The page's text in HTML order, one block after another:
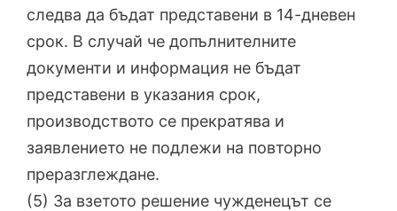
следва да бъдат представени в 14-дневен
срок. В случай че допълнителните
документи и информация не бъдат
представени в указания срок,
производството се прекратява и
заявлението не подлежи на повторно
преразглеждане.
(5) За взетото решение чужденецът се